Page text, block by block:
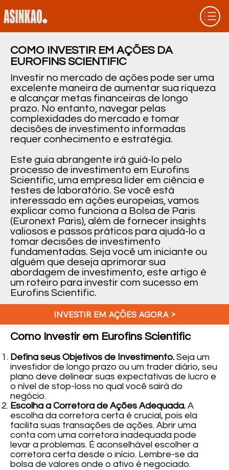
COMO INVESTIR EM AÇÕES DA
EUROFINS SCIENTIFIC
Investir no mercado de ações pode ser uma
excelente maneira de aumentar sua riqueza
e alcançar metas financeiras de longo
prazo. No entanto, navegar pelas
complexidades do mercado e tomar
decisões de investimento informadas
requer conhecimento e estratégia.
Este guia abrangente irá guiá-lo pelo
processo de investimento em Eurofins
Scientific, uma empresa líder em ciência e
testes de laboratório. Se você está
interessado em ações europeias, vamos
explicar como funciona a Bolsa de Paris
(Euronext Paris), além de fornecer insights
valiosos e passos práticos para ajudá-lo a
tomar decisões de investimento
fundamentadas. Seja você um iniciante ou
alguém que deseja aprimorar sua
abordagem de investimento, este artigo é
um roteiro para investir com sucesso em
Eurofins Scientific.
Como Investir em Eurofins Scientific
Defina seus Objetivos de Investimento.Seja um
investidor de longo prazo ou um trader diário, seu
plano deve delinear suas expectativas de lucro e
o nível de stop-loss no qual você sairá do
negócio.
Escolha a Corretora de Ações Adequada.A
escolha da corretora certa é crucial, pois ela
facilita suas transações de ações. Abrir uma
conta com uma corretora inadequada pode
levar a problemas. É aconselhável escolher a
corretora certa desde o início. Lembre-se da
bolsa de valores onde o ativo é negociado.
INVESTIR EM AÇÕES AGORA >